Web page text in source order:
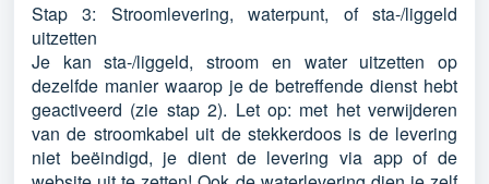
Stap 3: Stroomlevering, waterpunt, of sta-/liggeld
uitzetten
Je kan sta-/liggeld, stroom en water uitzetten op
dezelfde manier waarop je de betreffende dienst hebt
geactiveerd (zie stap 2). Let op: met het verwijderen
van de stroomkabel uit de stekkerdoos is de levering
niet beëindigd, je dient de levering via app of de